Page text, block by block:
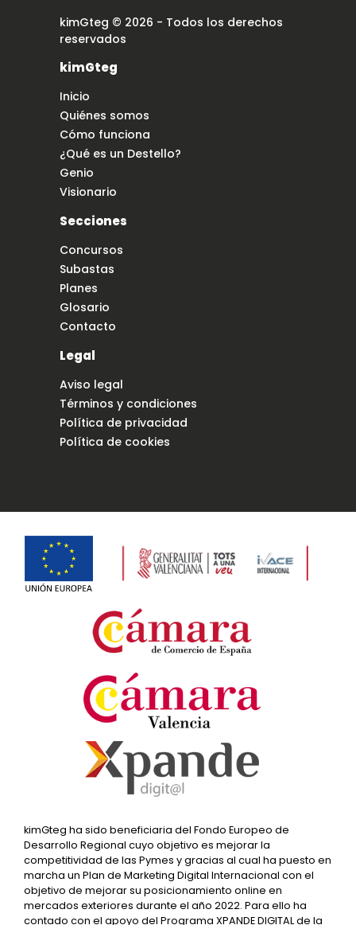
kimGteg © 2026 - Todos los derechos
reservados
kimGteg
Inicio
Quiénes somos
Cómo funciona
¿Qué es un Destello?
Genio
Visionario
Secciones
Concursos
Subastas
Planes
Glosario
Contacto
Legal
Aviso legal
Términos y condiciones
Política de privacidad
Política de cookies
kimGteg ha sido beneficiaria del Fondo Europeo de
Desarrollo Regional cuyo objetivo es mejorar la
competitividad de las Pymes y gracias al cual ha puesto en
marcha un Plan de Marketing Digital Internacional con el
objetivo de mejorar su posicionamiento online en
mercados exteriores durante el año 2022. Para ello ha
contado con el apoyo del Programa XPANDE DIGITAL de la